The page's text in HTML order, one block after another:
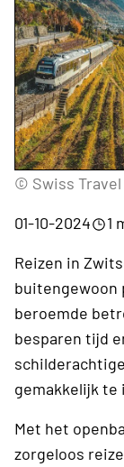
© Swiss Travel
01-10-2024
1
Reizen in
buitengewoon
beroemde
besparen tijd
gemakkelijk te
Met het
zorgeloos